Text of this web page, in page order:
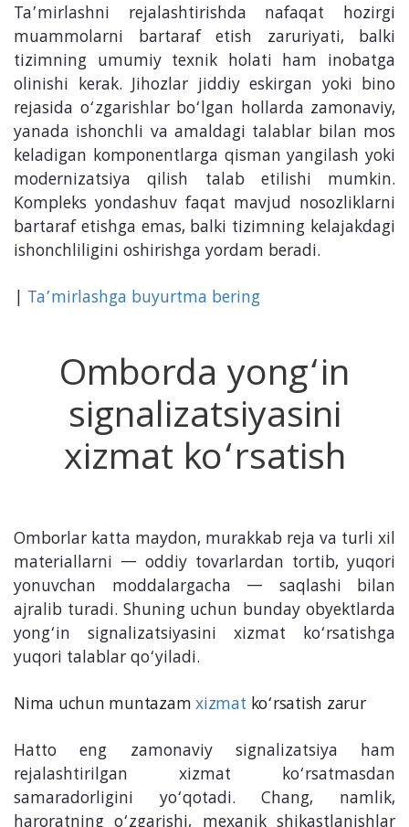
Ta’mirlashni rejalashtirishda nafaqat hozirgi
muammolarni bartaraf etish zaruriyati, balki
tizimning umumiy texnik holati ham inobatga
olinishi kerak. Jihozlar jiddiy eskirgan yoki bino
rejasida o‘zgarishlar bo‘lgan hollarda zamonaviy,
yanada ishonchli va amaldagi talablar bilan mos
keladigan komponentlarga qisman yangilash yoki
modernizatsiya qilish talab etilishi mumkin.
Kompleks yondashuv faqat mavjud nosozliklarni
bartaraf etishga emas, balki tizimning kelajakdagi
ishonchliligini oshirishga yordam beradi.
| Ta’mirlashga buyurtma bering
Omborda yong‘in
signalizatsiyasini
xizmat ko‘rsatish
Omborlar katta maydon, murakkab reja va turli xil
materiallarni — oddiy tovarlardan tortib, yuqori
yonuvchan moddalargacha — saqlashi bilan
ajralib turadi. Shuning uchun bunday obyektlarda
yong‘in signalizatsiyasini xizmat ko‘rsatishga
yuqori talablar qo‘yiladi.
Nima uchun muntazamxizmat ko‘rsatish zarur
Hatto eng zamonaviy signalizatsiya ham
rejalashtirilgan xizmat ko‘rsatmasdan
samaradorligini yo‘qotadi. Chang, namlik,